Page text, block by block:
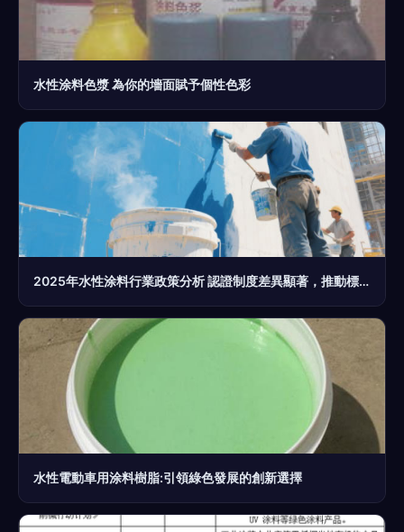
水性涂料色漿 為你的墻面賦予個性色彩
2025年水性涂料行業政策分析 認證制度差異顯著，推動標準化進程
水性電動車用涂料樹脂:引領綠色發展的創新選擇